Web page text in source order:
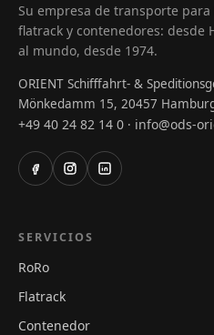
Su empresa de transporte para
flatrack y contenedores: desde
al mundo, desde 1974.
ORIENT Schifffahrt- &
Mönkedamm 15, 20457
+49 40 24 82 14 0 · info@ods-
SERVICIOS
RoRo
Flatrack
Contenedor